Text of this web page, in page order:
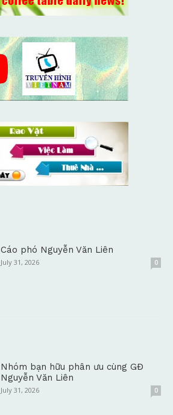
Cáo phó Nguyễn Văn Liên
July 31, 2026 0
Nhóm bạn hữu phân ưu cùng GĐ
Nguyễn Văn Liên
July 31, 2026 0